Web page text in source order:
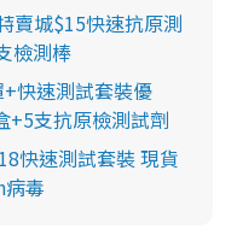
賣城$15快速抗原測
檢測棒
快速測試套裝優
+5支抗原檢測試劑
快速測試套裝 現貨
毒